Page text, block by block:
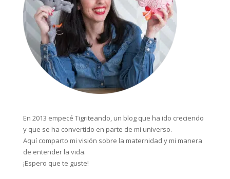
En 2013 empecé Tigriteando, un blog que ha ido creciendo
y que se ha convertido en parte de mi universo.
Aquí comparto mi visión sobre la maternidad y mi manera
de entender la vida.
¡Espero que te guste!